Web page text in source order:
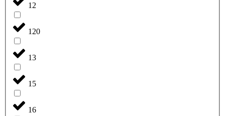
12
120
13
15
16